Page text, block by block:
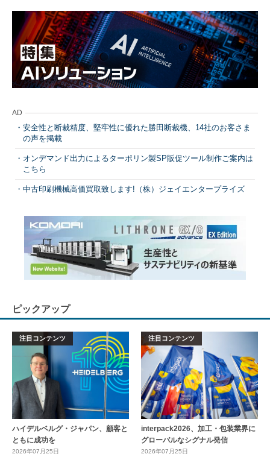
AD
安全性と断裁精度、堅牢性に優れた勝田断裁機、14社のお客さま
の声を掲載
オンデマンド出力によるターポリン製SP販促ツール制作ご案内は
こちら
中古印刷機械高価買取致します!（株）ジェイエンタープライズ
ピックアップ
注目コンテンツ
ハイデルベルグ・ジャパン、顧客と
ともに成功を
2026年07月25日
注目コンテンツ
interpack2026、加工・包装業界に
グローバルなシグナル発信
2026年07月25日